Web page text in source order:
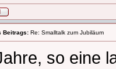
Beitrags: Re: Smalltalk zum Jubiläum
so eine